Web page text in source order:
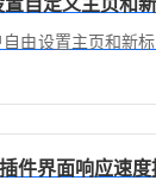
由设置主页和新
件界面响应速度